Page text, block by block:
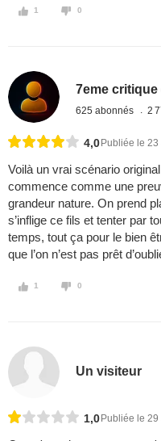
1 0
7eme critique
625 abonnés 2
4,0 Publiée le
Voilà un vrai scénario
commence comme une
grandeur nature. On prend
s’inflige ce fils et tenter par
temps, tout ça pour le bien
que l’on n’est pas prêt
1 0
Un visiteur
1,0 Publiée le